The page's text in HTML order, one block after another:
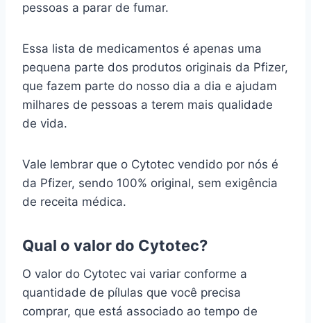
pessoas a parar de fumar.
Essa lista de medicamentos é apenas uma
pequena parte dos produtos originais da Pfizer,
que fazem parte do nosso dia a dia e ajudam
milhares de pessoas a terem mais qualidade
de vida.
Vale lembrar que o Cytotec vendido por nós é
da Pfizer, sendo 100% original, sem exigência
de receita médica.
Qual o valor do Cytotec?
O valor do Cytotec vai variar conforme a
quantidade de pílulas que você precisa
comprar, que está associado ao tempo de